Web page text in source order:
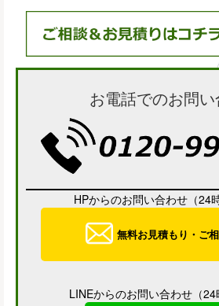
お電話でのお問
HPからのお問い合わせ（24
無料お見積もり・ご
LINEからのお問い合わせ（24